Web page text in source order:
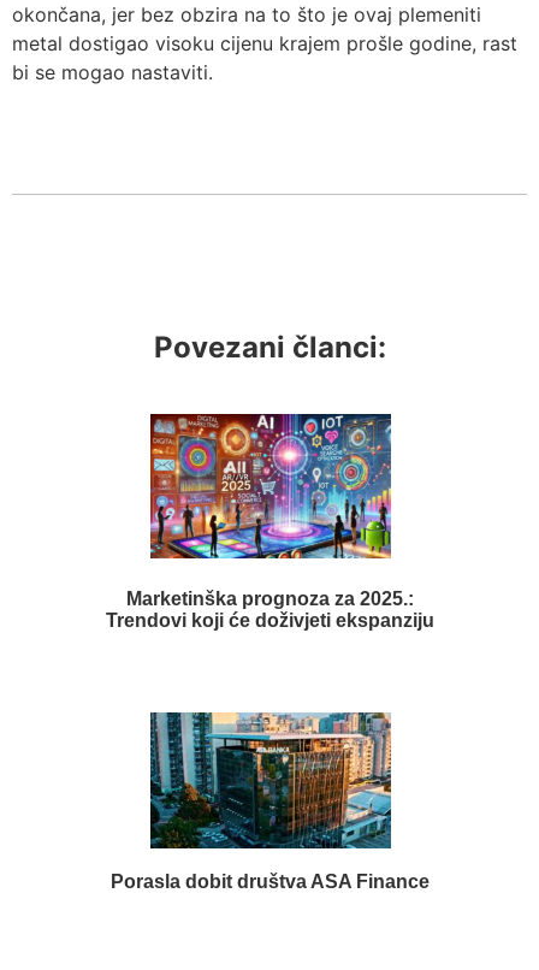
okončana, jer bez obzira na to što je ovaj plemeniti
metal dostigao visoku cijenu krajem prošle godine, rast
bi se mogao nastaviti.
Povezani članci:
Marketinška prognoza za 2025.:
Trendovi koji će doživjeti ekspanziju
Porasla dobit društva ASA Finance